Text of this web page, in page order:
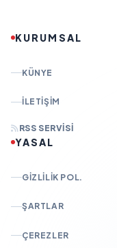
KURUMSAL
KÜNYE
İLETIŞIM
RSS SERVISI
YASAL
GIZLILIK POL.
ŞARTLAR
ÇEREZLER